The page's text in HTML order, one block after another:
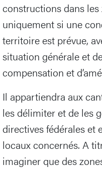
constructions dans
uniquement si une
territoire est prévue,
situation générale et
compensation et
Il appartiendra aux
les délimiter et de les
directives fédérales et
locaux concernés. A
imaginer que des